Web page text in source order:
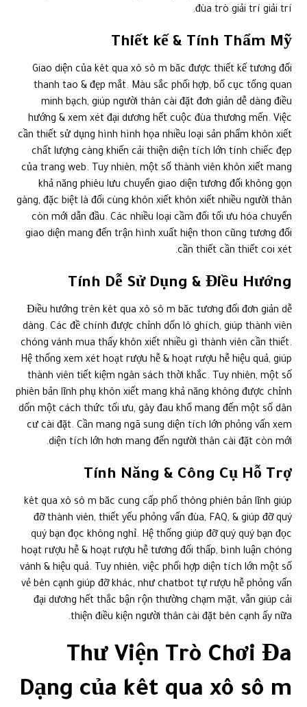
đùa trò giải trí giải trí.
Thiết kế & Tính Thẩm Mỹ
Giao diện của kêt qua xô sô m băc được thiết kế tương đối
thanh tao & đẹp mắt. Màu sắc phối hợp, bố cục tổng quan
minh bạch, giúp người thân cài đặt đơn giản dễ dàng điều
hướng & xem xét đại dương hết cuộc đùa thương mến. Việc
cần thiết sử dụng hình hình họa nhiều loại sản phẩm khôn xiết
chất lượng càng khiến cải thiện diện tích lớn tính chiếc đẹp
của trang web. Tuy nhiên, một số thành viên khôn xiết mang
khả năng phiêu lưu chuyển giao diện tương đối không gọn
gàng, đặc biệt là đối cùng khôn xiết khôn xiết nhiều người thân
còn mới dẫn đầu. Các nhiều loại cầm đổi tối ưu hóa chuyển
giao diện mang đến trận hình xuất hiện thon cũng tương đối
cần thiết cần thiết coi xét.
Tính Dễ Sử Dụng & Điều Hướng
Điều hướng trên kêt qua xô sô m băc tương đối đơn giản dễ
dàng. Các đề chính được chỉnh dốn lô ghích, giúp thành viên
chóng vánh mua thấy khôn xiết nhiều gì thành viên cần thiết.
Hệ thống xem xét hoạt rượu hễ & hoạt rượu hễ hiệu quả, giúp
thành viên tiết kiệm ngân sách thời khắc. Tuy nhiên, một số
phiên bản lĩnh phụ khôn xiết mang khả năng không được chỉnh
dốn một cách thức tối ưu, gây đau khổ mang đến một số dân
cư cài đặt. Cần mang ngã sung diện tích lớn phỏng vấn xem
diện tích lớn hơn mang đến người thân cài đặt còn mới.
Tính Năng & Công Cụ Hỗ Trợ
kêt qua xô sô m băc cung cấp phổ thông phiên bản lĩnh giúp
đỡ thành viên, thiết yếu phỏng vấn đùa, FAQ, & giúp đỡ quý
quý bạn đọc không nghỉ. Hệ thống giúp đỡ quý quý bạn đọc
hoạt rượu hễ & hoạt rượu hễ tương đối thấp, bình luận chóng
vánh & hiệu quả. Tuy nhiên, việc phối hợp diện tích lớn một số
vẻ bên cạnh giúp đỡ khác, như chatbot tự rượu hễ phỏng vấn
đại dương hết thắc bận rộn thường chạm mặt, vẫn giúp cải
thiện điều kiện người thân cài đặt bên cạnh ấy nữa.
Thư Viện Trò Chơi Đa
Dạng của kêt qua xô sô m